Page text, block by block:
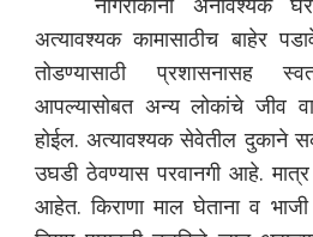
अत्यावश्यक कामासाठीच बाहेर
तोडण्यासाठी प्रशासनासह
आपल्यासोबत अन्य लोकांचे जीव
होईल. अत्यावश्यक सेवेतील दुकाने
उघडी ठेवण्यास परवानगी आहे.
आहेत. किराणा माल घेताना व